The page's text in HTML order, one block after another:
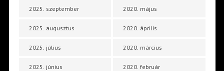
2025. szeptember
2025. augusztus
2025. július
2025. június
2020. május
2020. április
2020. március
2020. február